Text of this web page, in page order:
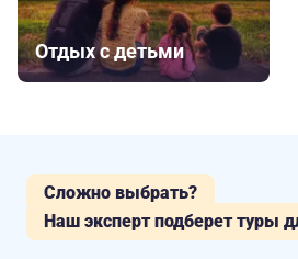
Отдых с детьми
Сложно выбрать?
Наш эксперт подберет туры